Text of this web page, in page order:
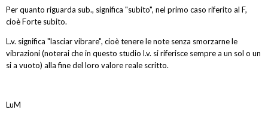
Per quanto riguarda sub., significa "subito", nel primo caso riferito al F,
cioè Forte subito.
L.v. significa "lasciar vibrare", cioè tenere le note senza smorzarne le
vibrazioni (noterai che in questo studio l.v. si riferisce sempre a un sol o un
si a vuoto) alla fine del loro valore reale scritto.
LuM